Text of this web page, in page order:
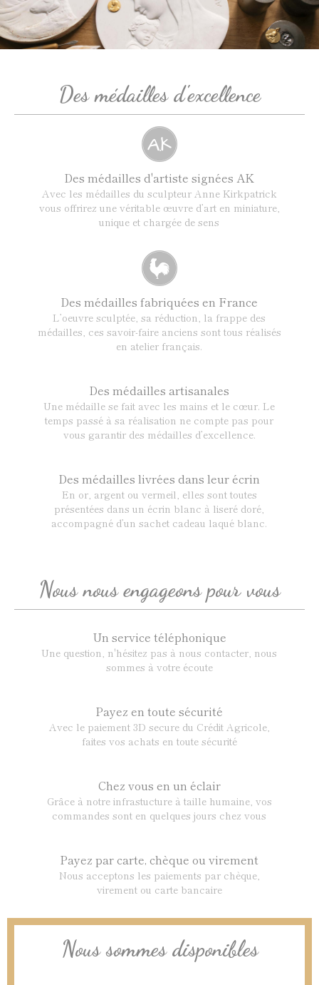
Des médailles d'excellence
Des médailles d'artiste signées AK
Avec les médailles du sculpteur Anne Kirkpatrick
vous offrirez une véritable œuvre d’art en miniature,
unique et chargée de sens
Des médailles fabriquées en France
L’oeuvre sculptée, sa réduction, la frappe des
médailles, ces savoir-faire anciens sont tous réalisés
en atelier français.
Des médailles artisanales
Une médaille se fait avec les mains et le cœur. Le
temps passé à sa réalisation ne compte pas pour
vous garantir des médailles d’excellence.
Des médailles livrées dans leur écrin
En or, argent ou vermeil, elles sont toutes
présentées dans un écrin blanc à liseré doré,
accompagné d’un sachet cadeau laqué blanc.
Nous nous engageons pour vous
Un service téléphonique
Une question, n'hésitez pas à nous contacter, nous
sommes à votre écoute
Payez en toute sécurité
Avec le paiement 3D secure du Crédit Agricole,
faites vos achats en toute sécurité
Chez vous en un éclair
Grâce à notre infrastucture à taille humaine, vos
commandes sont en quelques jours chez vous
Payez par carte, chèque ou virement
Nous acceptons les paiements par chèque,
virement ou carte bancaire
Nous sommes disponibles